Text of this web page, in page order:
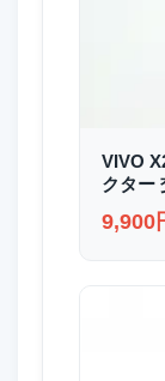
VIVO
クター
9,900